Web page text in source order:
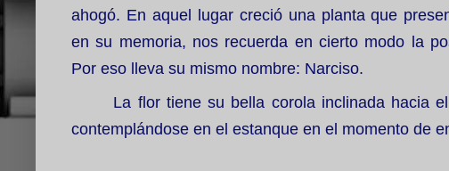
ahogó. En aquel lugar creció una planta que
en su memoria, nos recuerda en cierto modo la
Por eso lleva su mismo nombre: Narciso.
La flor tiene su bella corola inclinada hacia
contemplándose en el estanque en el momento de